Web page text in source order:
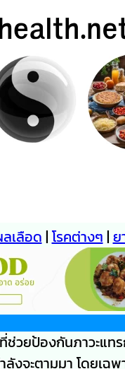
เลือด|โรคต่างๆ|ย
ช่วยป้องกันภาวะแท
ะตามมา โดยเฉพ